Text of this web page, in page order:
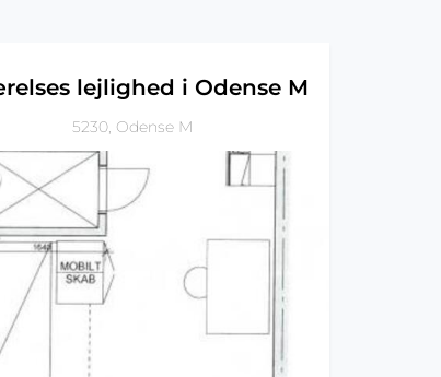
lejlighed i Odense M
5230, Odense M